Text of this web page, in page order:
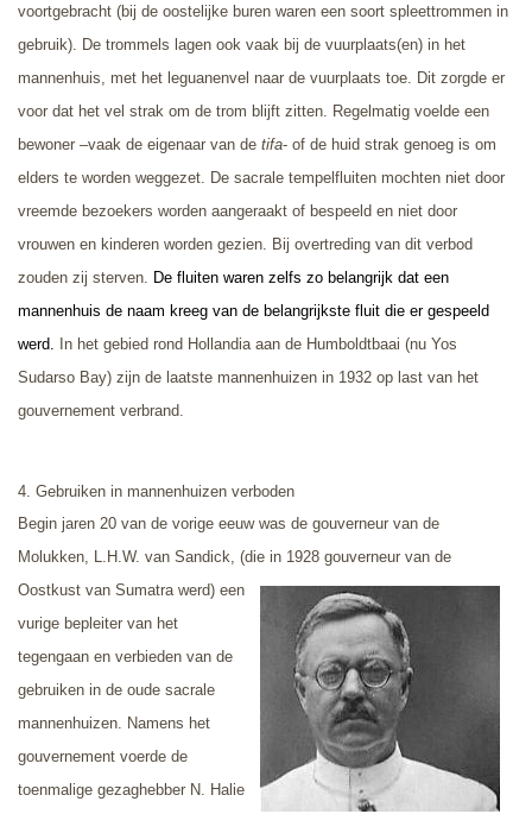
voortgebracht (bij de oostelijke buren waren een soort spleettrommen in
gebruik). De trommels lagen ook vaak bij de vuurplaats(en) in het
mannenhuis, met het leguanenvel naar de vuurplaats toe. Dit zorgde er
voor dat het vel strak om de trom blijft zitten. Regelmatig voelde een
bewoner –vaak de eigenaar van de tifa- of de huid strak genoeg is om
elders te worden weggezet. De sacrale tempelfluiten mochten niet door
vreemde bezoekers worden aangeraakt of bespeeld en niet door
vrouwen en kinderen worden gezien. Bij overtreding van dit verbod
zouden zij sterven.
De fluiten waren zelfs zo belangrijk dat een
mannenhuis de naam kreeg van de belangrijkste fluit die er gespeeld
werd.
In het gebied rond Hollandia aan de Humboldtbaai (nu Yos
Sudarso Bay) zijn de laatste mannenhuizen in 1932 op last van het
gouvernement verbrand.
4. Gebruiken in mannenhuizen verboden
Begin jaren 20 van de vorige eeuw was de gouverneur van de
Molukken, L.H.W. van Sandick, (die in 1928 gouverneur van de
Oostkust van Sumatra werd) een
vurige bepleiter van het
tegengaan en verbieden van de
gebruiken in de oude sacrale
mannenhuizen. Namens het
gouvernement voerde de
toenmalige gezaghebber N. Halie